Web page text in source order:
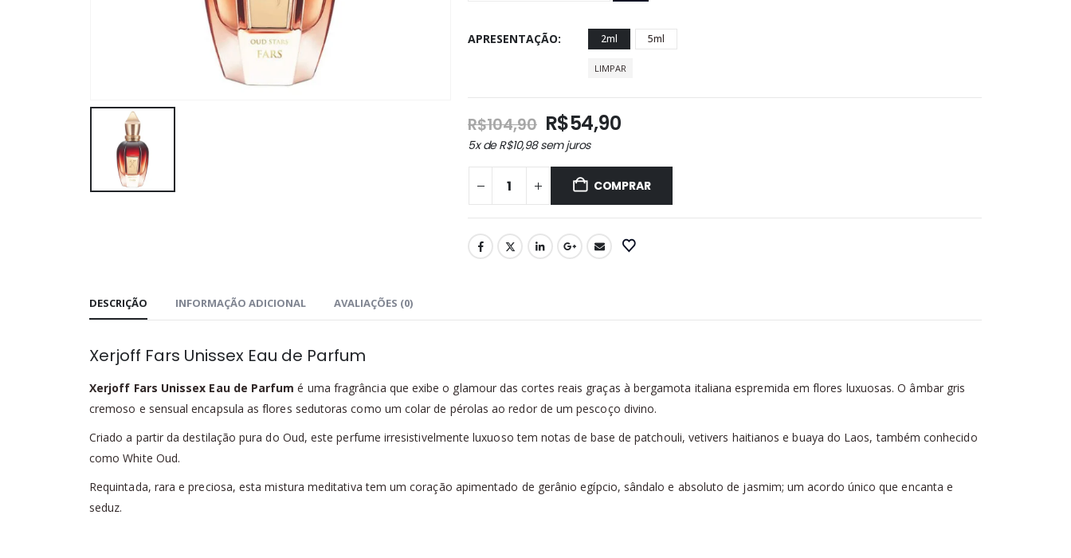
APRESENTAÇÃO 2ml 5ml
LIMPAR
R$104,90 O
preço
original
era:
R$104,90.
R$54,90O
atual
é:
R$54,90.
5x deR$10,98sem juros
COMPRAR
DESCRIÇÃO INFORMAÇÃO ADICIONAL AVALIAÇÕES (0)
Xerjoff Fars Unissex Eau de Parfum
Xerjoff Fars Unissex Eau de Parfum é uma fragrância que exibe o glamour das cortes reais graças à bergamota italiana espremida em flores luxuosas. O âmbar gris
cremoso e sensual encapsula as flores sedutoras como um colar de pérolas ao redor de um pescoço divino.
Criado a partir da destilação pura do Oud, este perfume irresistivelmente luxuoso tem notas de base de patchouli, vetivers haitianos e buaya do Laos, também conhecido
como White Oud.
Requintada, rara e preciosa, esta mistura meditativa tem um coração apimentado de gerânio egípcio, sândalo e absoluto de jasmim; um acordo único que encanta e
seduz.